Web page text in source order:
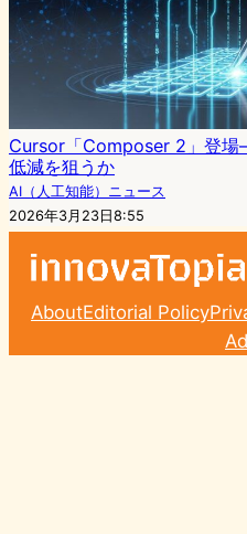
Cursor「Composer 2」登
低減を狙うか
AI（人工知能）ニュース
2026年3月23日8:55
AboutEditorial Policy